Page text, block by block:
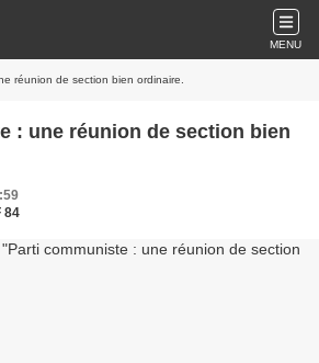
MENU
réunion de section bien ordinaire.
: une réunion de section bien
84